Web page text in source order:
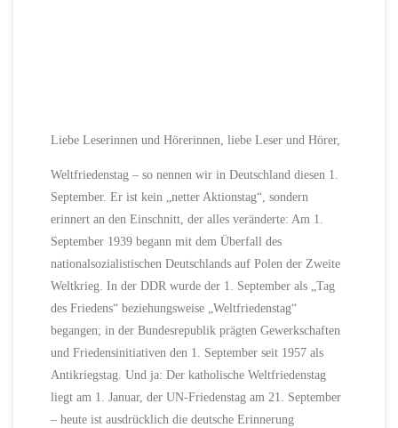
Liebe Leserinnen und Hörerinnen, liebe Leser und Hörer,
Weltfriedenstag – so nennen wir in Deutschland diesen 1.
September. Er ist kein „netter Aktionstag“, sondern
erinnert an den Einschnitt, der alles veränderte: Am 1.
September 1939 begann mit dem Überfall des
nationalsozialistischen Deutschlands auf Polen der Zweite
Weltkrieg. In der DDR wurde der 1. September als „Tag
des Friedens“ beziehungsweise „Weltfriedenstag“
begangen; in der Bundesrepublik prägten Gewerkschaften
und Friedensinitiativen den 1. September seit 1957 als
Antikriegstag. Und ja: Der katholische Weltfriedenstag
liegt am 1. Januar, der UN-Friedenstag am 21. September
– heute ist ausdrücklich die deutsche Erinnerung